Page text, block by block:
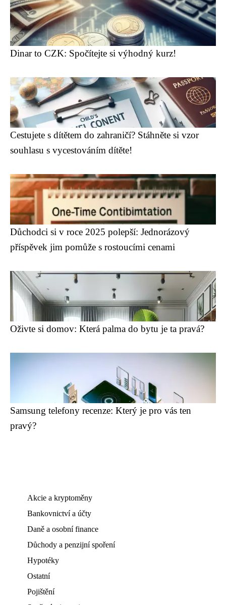
Dinar to CZK: Spočítejte si výhodný kurz!
Cestujete s dítětem do zahraničí? Stáhněte si vzor
souhlasu s vycestováním dítěte!
Důchodci si v roce 2025 polepší: Jednorázový
příspěvek jim pomůže s rostoucími cenami
Oživte si domov: Která palma do bytu je ta pravá?
Samsung telefony recenze: Který je pro vás ten
pravý?
Akcie a kryptoměny
Bankovnictví a účty
Daně a osobní finance
Důchody a penzijní spoření
Hypotéky
Ostatní
Pojištění